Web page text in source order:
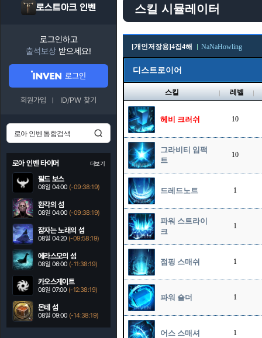
로스트아크 인벤
로그인하고
출석보상 받으세요!
로그인
회원가입 ID/PW 찾기
로아 인벤 타이머 더보기
필드 보스
08일 04:00 (-09:38:18)
환각의 섬
08일 04:00 (-09:38:18)
잠자는 노래의 섬
08일 04:20 (-09:58:18)
에라스모의 섬
08일 06:00 (-11:38:18)
카오스게이트
08일 07:00 (-12:38:18)
몬테 섬
08일 09:00 (-14:38:18)
스킬 시뮬레이터
[개인저장용]4집4해 NaNaHowling
디스트로이어
스킬 레벨
헤비 크러쉬 10
그라비티 임팩
트
10
드레드노트 1
파워 스트라이
크
1
점핑 스매쉬 1
파워 숄더 1
어스 스매셔 1